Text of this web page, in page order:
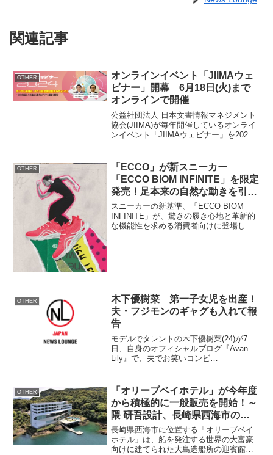
関連記事
OTHER
オンラインイベント「JIIMAウェ
ビナー」開幕 6月18日(火)まで
オンラインで開催
公益社団法人 日本文書情報マネジメント
協会(JIIMA)が毎年開催しているオンライ
ンイベント「JIIMAウェビナー」を2024
こそ経営課題解決のチャンス！～...
OTHER
「ECCO」が新スニーカー
「ECCO BIOM INFINITE」を限定
発売！足本来の自然な動きを引き
出す革新的デザインと最高の履き
心地を体験
スニーカーの新基準、「ECCO BIOM
INFINITE」が、驚きの履き心地と革新的
な機能性を求める消費者向けに登場しま
OTHER
木下優樹菜 第一子女児を出産！
夫・フジモンのギャグも入れて報
告
モデルでタレントの木下優樹菜(24)が7
日、自身のオフィシャルブログ『Avan
Lily』で、夫でお笑いコンビ
した。 木下は、「チョリーッス!!」と自
身の代名...
OTHER
「オリーブベイホテル」が今年度
から積極的に一般販売を開始！～
隈 研吾設計、長崎県西海市のモ
ダンなホテル～
長崎県西海市に位置する「オリーブベイ
ホテル」は、船を発注する世界の大富豪
向けに建てられた大島造船所の迎賓館と